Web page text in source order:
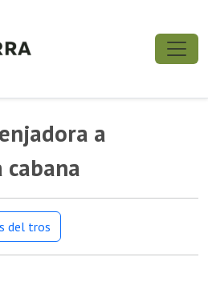
a
del tros